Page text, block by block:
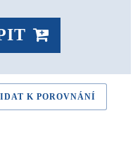
K POROVNÁNÍ